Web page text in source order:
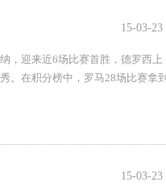
15-03-23
，迎来近6场比赛首胜，德罗西上
。在积分榜中，罗马28场比赛拿到
15-03-23